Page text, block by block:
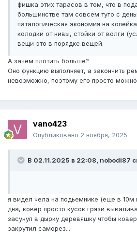
фишка этих тарасов в том, что в
большинстве там совсем туго с
паталогическая экономия на
колодки от нивы, стойки от волги
вещи это в порядке вещей.
А зачем плотить больше?
Оно функцию выполняет, а закончить
невозможно, поэтому его просто можно
vano423
Опубликовано 2 ноября, 2025
В 02.11.2025 в 22:08, nobodi87
я видел чела на подьемнике (еще в 10м
дна, ковер просто кусок грязи
засунул в дырку деревяшку чтобы
закрутил саморез...